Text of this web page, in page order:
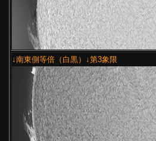
↓南東側等倍（白黒）↓第3象限